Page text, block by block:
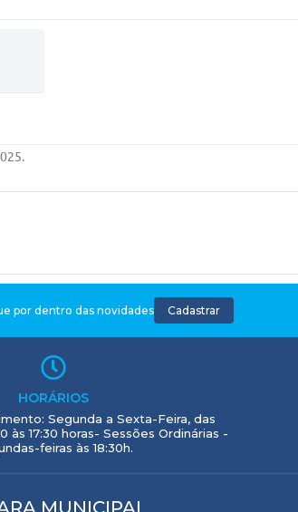
por dentro das novidades Cadastrar
HORÁRIOS
Segunda a Sexta-Feira, das
às 17:30 horas- Sessões Ordinárias -
feiras às 18:30h.
MUNICIPAL